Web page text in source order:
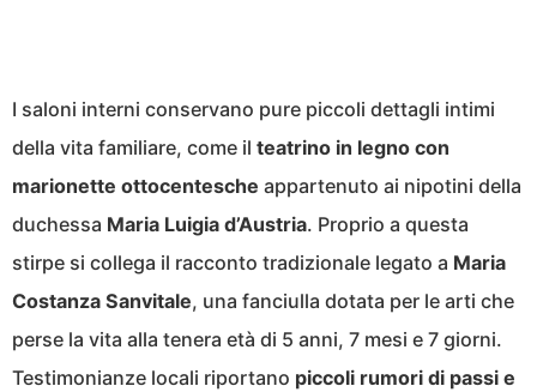
I saloni interni conservano pure piccoli dettagli intimi
della vita familiare, come il teatrino in legno con
marionette ottocentesche appartenuto ai nipotini della
duchessa Maria Luigia d’Austria. Proprio a questa
stirpe si collega il racconto tradizionale legato a Maria
Costanza Sanvitale, una fanciulla dotata per le arti che
perse la vita alla tenera età di 5 anni, 7 mesi e 7 giorni.
Testimonianze locali riportano piccoli rumori di passi e